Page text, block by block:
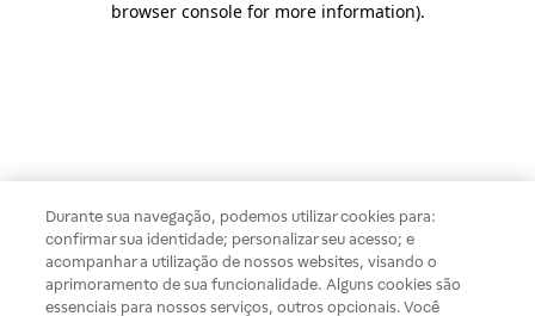
browser console for more information).
Durante sua navegação, podemos utilizar cookies para:
confirmar sua identidade; personalizar seu acesso; e
acompanhar a utilização de nossos websites, visando o
aprimoramento de sua funcionalidade. Alguns cookies são
essenciais para nossos serviços, outros opcionais. Você